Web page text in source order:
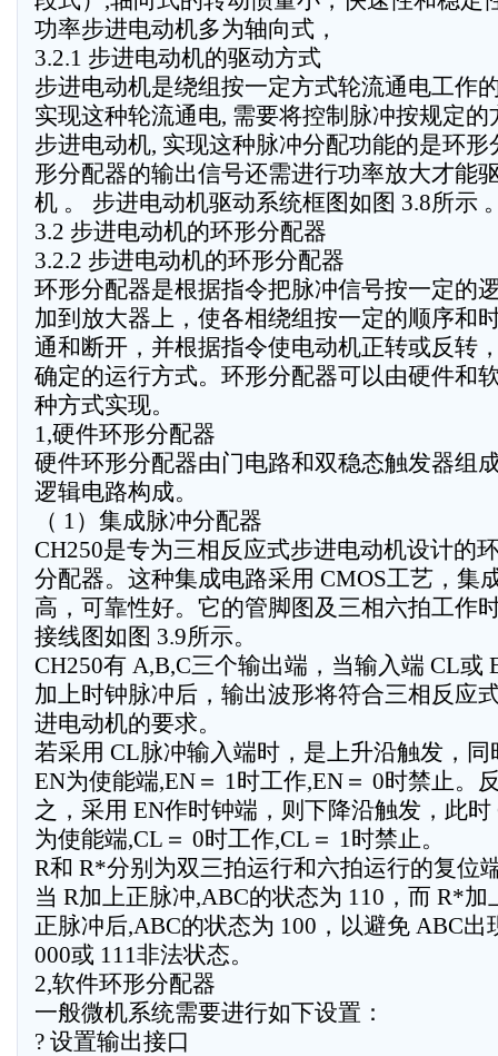
功率步进电动机多为轴向式，
3.2.1 步进电动机的驱动方式
步进电动机是绕组按一定方式轮流通电工作
实现这种轮流通电, 需要将控制脉冲按规定的
步进电动机, 实现这种脉冲分配功能的是环形
形分配器的输出信号还需进行功率放大才能
机 。 步进电动机驱动系统框图如图 3.8所示
3.2 步进电动机的环形分配器
3.2.2 步进电动机的环形分配器
环形分配器是根据指令把脉冲信号按一定的
加到放大器上，使各相绕组按一定的顺序和
通和断开，并根据指令使电动机正转或反转
确定的运行方式。环形分配器可以由硬件和
种方式实现。
1,硬件环形分配器
硬件环形分配器由门电路和双稳态触发器组
逻辑电路构成。
（ 1）集成脉冲分配器
CH250是专为三相反应式步进电动机设计的
分配器。这种集成电路采用 CMOS工艺，集
高，可靠性好。它的管脚图及三相六拍工作
接线图如图 3.9所示。
CH250有 A,B,C三个输出端，当输入端 CL或
加上时钟脉冲后，输出波形将符合三相反应
进电动机的要求。
若采用 CL脉冲输入端时，是上升沿触发，同
EN为使能端,EN＝ 1时工作,EN＝ 0时禁止。
之，采用 EN作时钟端，则下降沿触发，此时
为使能端,CL＝ 0时工作,CL＝ 1时禁止。
R和 R*分别为双三拍运行和六拍运行的复位
当 R加上正脉冲,ABC的状态为 110，而 R*加
正脉冲后,ABC的状态为 100，以避免 ABC出
000或 111非法状态。
2,软件环形分配器
一般微机系统需要进行如下设置：
? 设置输出接口